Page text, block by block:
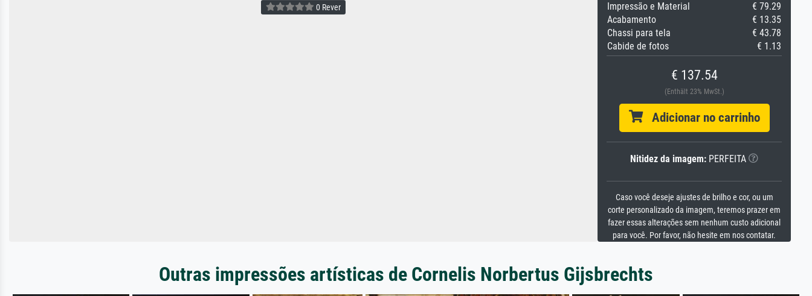
0 Rever Impressão e Material
€ 79.29
Acabamento
€ 13.35
Chassi para tela
€ 43.78
Cabide de fotos
€ 1.13
€ 137.54
(Enthält 23% MwSt.)
Adicionar no carrinho
Nitidez da imagem: PERFEITA
Caso você deseje ajustes de brilho e cor, ou um
corte personalizado da imagem, teremos prazer em
fazer essas alterações sem nenhum custo adicional
para você. Por favor, não hesite em nos contatar.
Outras impressões artísticas de Cornelis Norbertus Gijsbrechts